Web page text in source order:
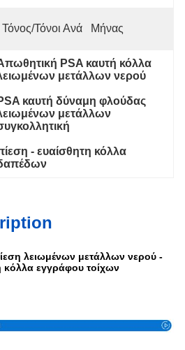
τόνοι Ανά   Μήνας
PSA καυτή κόλλα
μετάλλων νερού
καυτή δύναμη φλούδας
μετάλλων
- ευαίσθητη κόλλα
λειωμένων μετάλλων νερού -
κόλλα εγγράφου τοίχων